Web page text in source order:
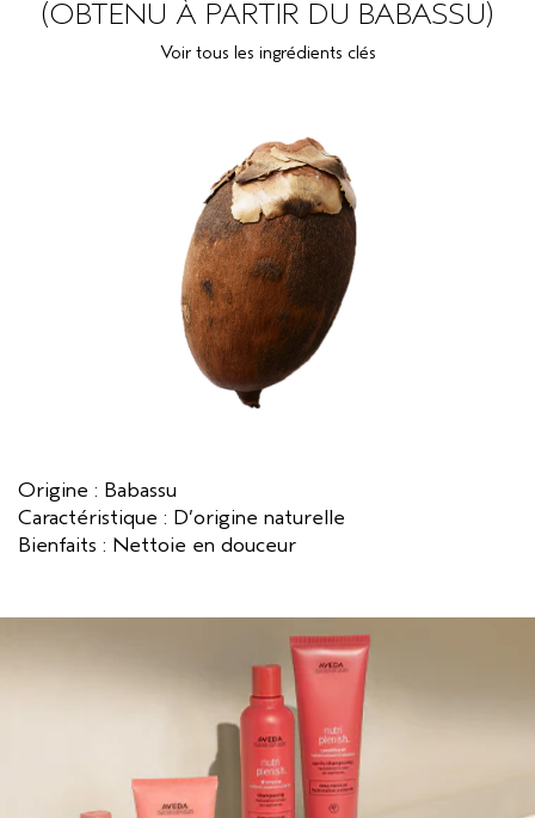
SÉRUM POUR LES CHEVEUX
VOYAGE
CUIR CHEVELU SENSIBLE
ROSEMARY MINT
PURE ABUNDANCE
(OBTENU À PARTIR DU BABASSU)
Voir tous les ingrédients clés
Origine : Babassu
Caractéristique : D’origine naturelle
Bienfaits : Nettoie en douceur